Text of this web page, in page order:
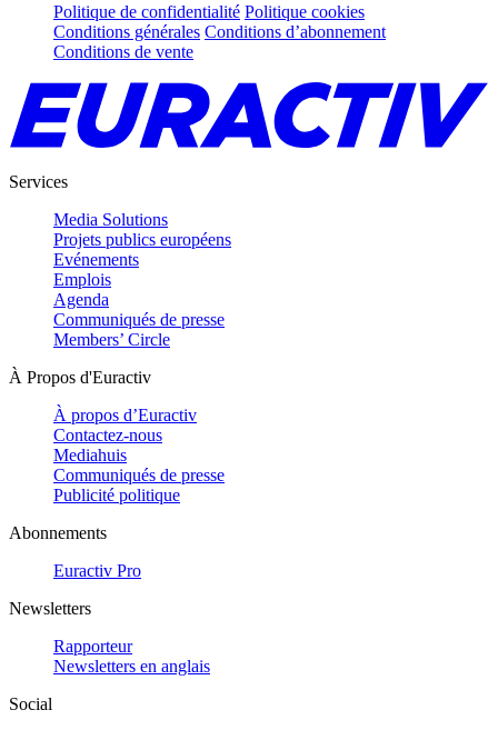
Politique de confidentialité Politique cookies
Conditions générales Conditions d’abonnement
Conditions de vente
Services
Media Solutions
Projets publics européens
Evénements
Emplois
Agenda
Communiqués de presse
Members’ Circle
À Propos d'Euractiv
À propos d’Euractiv
Contactez-nous
Mediahuis
Communiqués de presse
Publicité politique
Abonnements
Euractiv Pro
Newsletters
Rapporteur
Newsletters en anglais
Social